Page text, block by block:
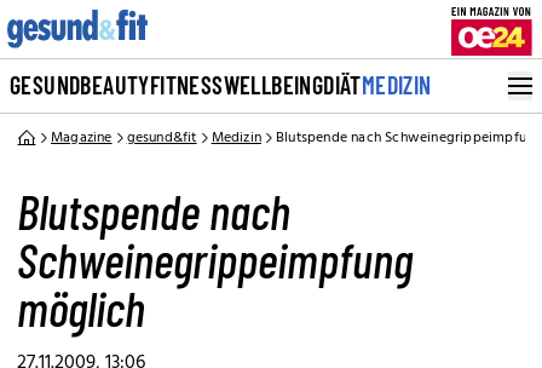
GESUNDBEAUTYFITNESSWELLBEINGDIÄTMEDIZIN
Magazine gesund&fit Medizin Blutspende nach
Blutspende nach
Schweinegrippeimpfung
möglich